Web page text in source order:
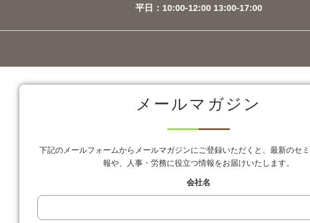
平日：10:00-12:00 13:00-17:00
メールマガジン
下記のメールフォームからメールマガジンにご登録いただくと、最新のセ
報や、人事・労務に役立つ情報をお届けいたします。
会社名